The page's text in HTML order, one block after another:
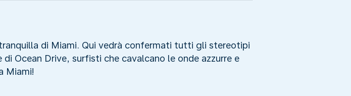
di Miami. Qui vedrà confermati tutti gli stereotipi
Ocean Drive, surfisti che cavalcano le onde azzurre e
Miami!